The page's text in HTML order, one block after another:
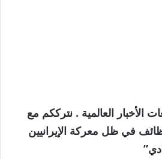
24- متابعات الأخبار العالمية . نترككم مع
في ظل معركة الإيرانيين